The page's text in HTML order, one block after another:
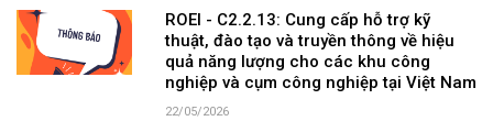
ROEI - C2.2.13: Cung cấp hỗ trợ kỹ
thuật, đào tạo và truyền thông về hiệu
quả năng lượng cho các khu công
nghiệp và cụm công nghiệp tại Việt Nam
22/05/2026